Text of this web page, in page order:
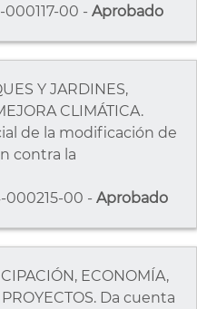
00 - Aprobado
Y JARDINES,
CLIMÁTICA.
de la modificación de
contra la
000215-00 - Aprobado
ECONOMÍA,
Da cuenta